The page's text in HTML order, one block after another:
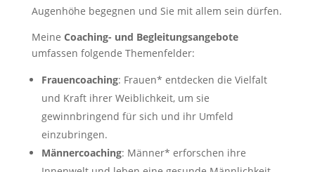
Augenhöhe begegnen und Sie mit allem sein dürfen.
Meine Coaching- und Begleitungsangebote
umfassen folgende Themenfelder:
Frauencoaching: Frauen* entdecken die Vielfalt
und Kraft ihrer Weiblichkeit, um sie
gewinnbringend für sich und ihr Umfeld
einzubringen.
Männercoaching: Männer* erforschen ihre